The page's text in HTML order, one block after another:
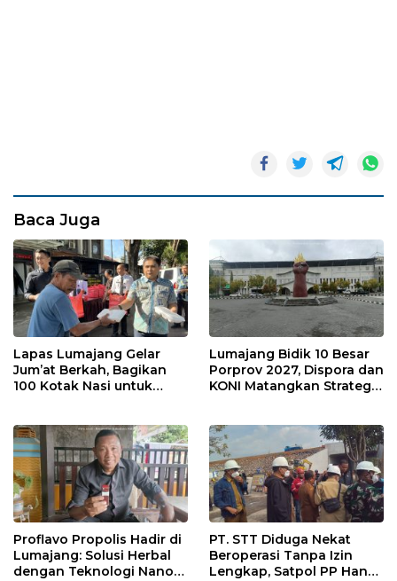
Baca Juga
Lapas Lumajang Gelar
Jum’at Berkah, Bagikan
100 Kotak Nasi untuk
Lumajang Bidik 10 Besar
Porprov 2027, Dispora dan
KONI Matangkan Strategi
Proflavo Propolis Hadir di
Lumajang: Solusi Herbal
dengan Teknologi Nano
PT. STT Diduga Nekat
Beroperasi Tanpa Izin
Lengkap, Satpol PP Hanya